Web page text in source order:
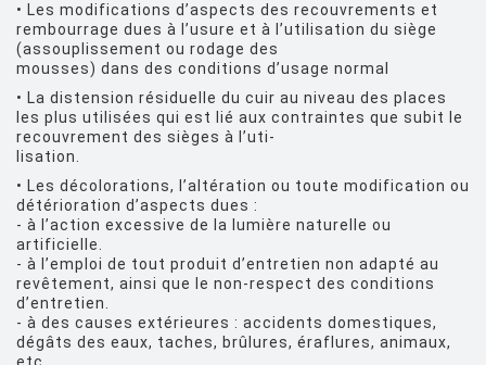
• Les modifications d’aspects des recouvrements et
rembourrage dues à l’usure et à l’utilisation du siège
(assouplissement ou rodage des
mousses) dans des conditions d’usage normal
• La distension résiduelle du cuir au niveau des places
les plus utilisées qui est lié aux contraintes que subit le
recouvrement des sièges à l’uti-
lisation.
• Les décolorations, l’altération ou toute modification ou
détérioration d’aspects dues :
- à l’action excessive de la lumière naturelle ou
artificielle.
- à l’emploi de tout produit d’entretien non adapté au
revêtement, ainsi que le non-respect des conditions
d’entretien.
- à des causes extérieures : accidents domestiques,
dégâts des eaux, taches, brûlures, éraflures, animaux,